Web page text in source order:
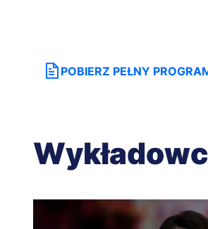
POBIERZ PEŁNY